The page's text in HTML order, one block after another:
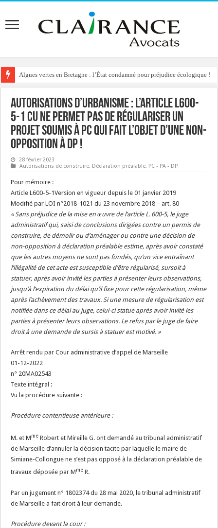
Algues vertes en Bretagne : l’État condamné pour préjudice écologique !
Reconstruction de chalets d’alpage : le préfet condamné à délivrer
Autorisations d’urbanisme : l’article L600-
5-1 CU ne permet pas de régulariser un
projet soumis à PC qui fait l’objet d’une non-
opposition à DP !
28 février 2023
Autorisations de construire, Déclaration préalable, PC - PA - DP
Pour mémoire :
Article L600-5-1Version en vigueur depuis le 01 janvier 2019
Modifié par LOI n°2018-1021 du 23 novembre 2018 – art. 80
« Sans préjudice de la mise en œuvre de l’article L. 600-5, le juge
administratif qui, saisi de conclusions dirigées contre un permis de
construire, de démolir ou d’aménager ou contre une décision de
non-opposition à déclaration préalable estime, après avoir constaté
que les autres moyens ne sont pas fondés, qu’un vice entraînant
l’illégalité de cet acte est susceptible d’être régularisé, sursoit à
statuer, après avoir invité les parties à présenter leurs observations,
jusqu’à l’expiration du délai qu’il fixe pour cette régularisation, même
après l’achèvement des travaux. Si une mesure de régularisation est
notifiée dans ce délai au juge, celui-ci statue après avoir invité les
parties à présenter leurs observations. Le refus par le juge de faire
droit à une demande de sursis à statuer est motivé. »
Arrêt rendu par Cour administrative d’appel de Marseille
01-12-2022
n° 20MA02543
Texte intégral :
Vu la procédure suivante :
Procédure contentieuse antérieure :
M. et Mme Robert et Mireille G. ont demandé au tribunal administratif
de Marseille d’annuler la décision tacite par laquelle le maire de
Simiane-Collongue ne s’est pas opposé à la déclaration préalable de
travaux déposée par Mme R.
Par un jugement n° 1802374 du 28 mai 2020, le tribunal administratif
de Marseille a fait droit à leur demande.
Procédure devant la cour :